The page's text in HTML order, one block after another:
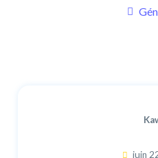
juin